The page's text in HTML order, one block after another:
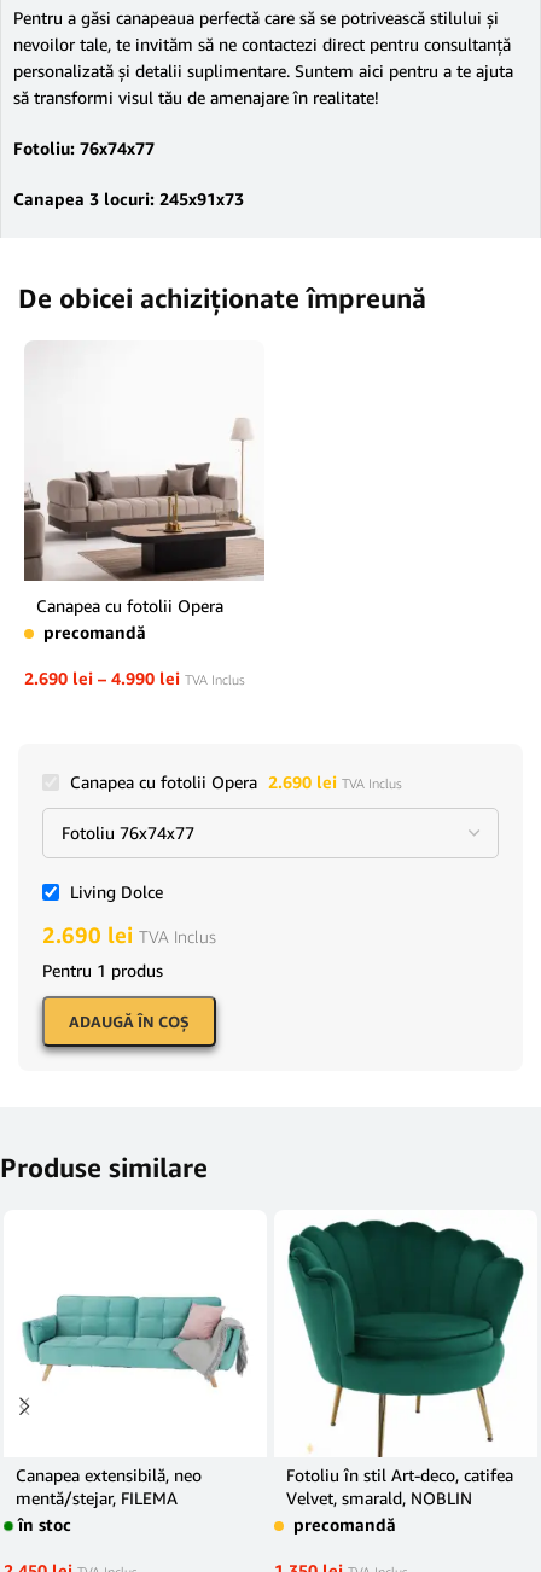
Pentru a găsi canapeaua perfectă care să se potrivească stilului și
nevoilor tale, te invităm să ne contactezi direct pentru consultanță
personalizată și detalii suplimentare. Suntem aici pentru a te ajuta
să transformi visul tău de amenajare în realitate!
Fotoliu: 76x74x77
Canapea 3 locuri: 245x91x73
De obicei achiziționate împreună
Canapea cu fotolii Opera
precomandă
2.690 lei – 4.990 lei TVA Inclus
Canapea cu fotolii Opera 2.690 lei TVA Inclus
Living Dolce
2.690 lei TVA Inclus
Pentru 1 produs
ADAUGĂ ÎN COŞ
Produse similare
Canapea extensibilă, neo
mentă/stejar, FILEMA
în stoc
Fotoliu în stil Art-deco, catifea
Velvet, smarald, NOBLIN
precomandă